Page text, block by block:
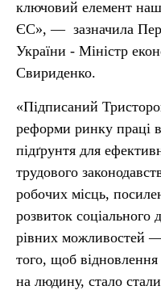
ключовий елемент
ЄС», — зазначила
України - Міністр
Свириденко.
«Підписаний
реформи ринку праці в
підґрунтя для
трудового
робочих місць,
розвиток соціального
рівних можливостей
того, щоб
на людину, стало